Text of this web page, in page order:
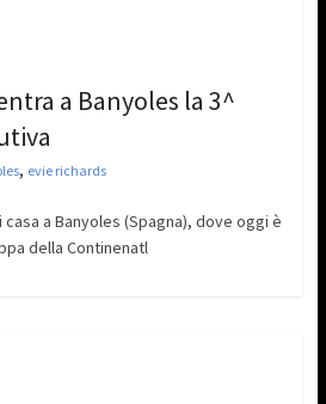
a Banyoles la 3^
, evie richards
a Banyoles (Spagna), dove oggi è
della Continenatl